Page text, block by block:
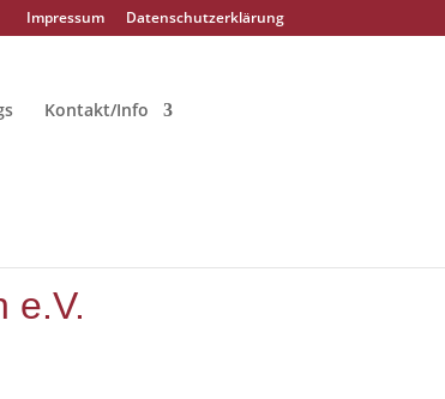
Impressum Datenschutzerklärung
Kontakt/Info
e.V.